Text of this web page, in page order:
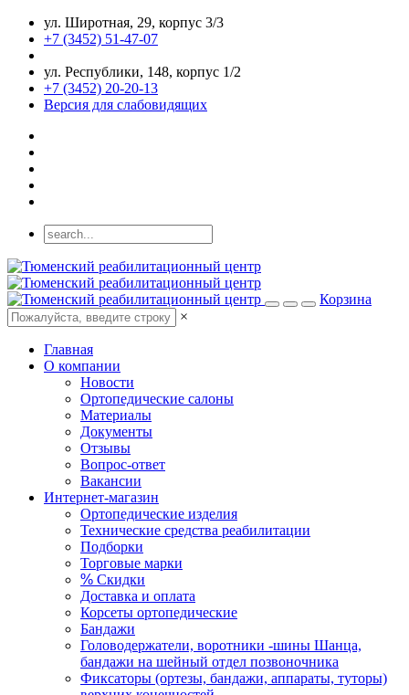
ул. Широтная, 29, корпус 3/3
+7 (3452) 51-47-07
ул. Республики, 148, корпус 1/2
+7 (3452) 20-20-13
Версия для слабовидящих
Корзина
×
Главная
О компании
Новости
Ортопедические салоны
Материалы
Документы
Отзывы
Вопрос-ответ
Вакансии
Интернет-магазин
Ортопедические изделия
Технические средства реабилитации
Подборки
Торговые марки
% Скидки
Доставка и оплата
Корсеты ортопедические
Бандажи
Головодержатели, воротники -шины Шанца,
бандажи на шейный отдел позвоночника
Фиксаторы (ортезы, бандажи, аппараты, туторы)